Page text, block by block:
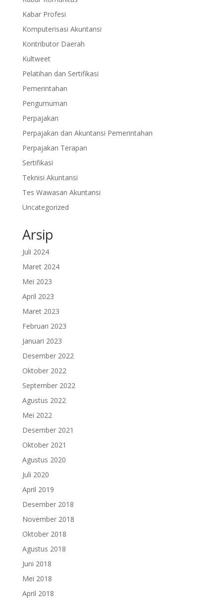
Kabar Profesi
Komputerisasi Akuntansi
Kontributor Daerah
Kultweet
Pelatihan dan Sertifikasi
Pemerintahan
Pengumuman
Perpajakan
Perpajakan dan Akuntansi Pemerintahan
Perpajakan Terapan
Sertifikasi
Teknisi Akuntansi
Tes Wawasan Akuntansi
Uncategorized
Arsip
Juli 2024
Maret 2024
Mei 2023
April 2023
Maret 2023
Februari 2023
Januari 2023
Desember 2022
Oktober 2022
September 2022
Agustus 2022
Mei 2022
Desember 2021
Oktober 2021
Agustus 2020
Juli 2020
April 2019
Desember 2018
November 2018
Oktober 2018
Agustus 2018
Juni 2018
Mei 2018
April 2018